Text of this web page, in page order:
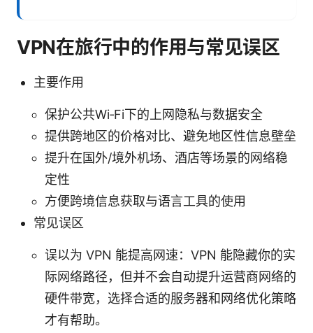
VPN在旅行中的作用与常见误区
主要作用
保护公共Wi‑Fi下的上网隐私与数据安全
提供跨地区的价格对比、避免地区性信息壁垒
提升在国外/境外机场、酒店等场景的网络稳
定性
方便跨境信息获取与语言工具的使用
常见误区
误以为 VPN 能提高网速：VPN 能隐藏你的实
际网络路径，但并不会自动提升运营商网络的
硬件带宽，选择合适的服务器和网络优化策略
才有帮助。